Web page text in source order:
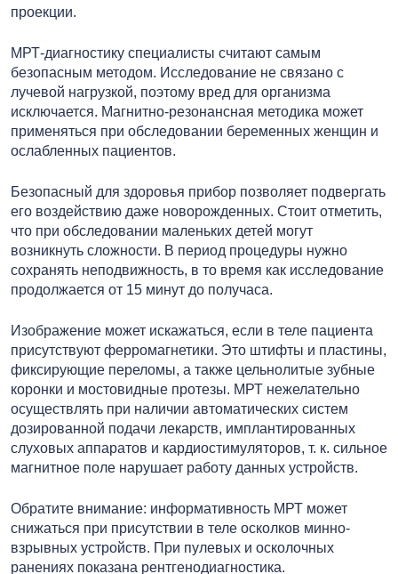
проекции.
МРТ-диагностику специалисты считают самым
безопасным методом. Исследование не связано с
лучевой нагрузкой, поэтому вред для организма
исключается. Магнитно-резонансная методика может
применяться при обследовании беременных женщин и
ослабленных пациентов.
Безопасный для здоровья прибор позволяет подвергать
его воздействию даже новорожденных. Стоит отметить,
что при обследовании маленьких детей могут
возникнуть сложности. В период процедуры нужно
сохранять неподвижность, в то время как исследование
продолжается от 15 минут до получаса.
Изображение может искажаться, если в теле пациента
присутствуют ферромагнетики. Это штифты и пластины,
фиксирующие переломы, а также цельнолитые зубные
коронки и мостовидные протезы. МРТ нежелательно
осуществлять при наличии автоматических систем
дозированной подачи лекарств, имплантированных
слуховых аппаратов и кардиостимуляторов, т. к. сильное
магнитное поле нарушает работу данных устройств.
Обратите внимание: информативность МРТ может
снижаться при присутствии в теле осколков минно-
взрывных устройств. При пулевых и осколочных
ранениях показана рентгенодиагностика.